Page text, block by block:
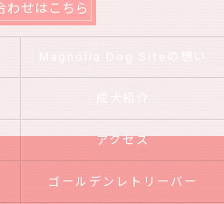
わせはこちら
Magnolia Dog Siteの想い
成犬紹介
アクセス
ゴールデンレトリーバー